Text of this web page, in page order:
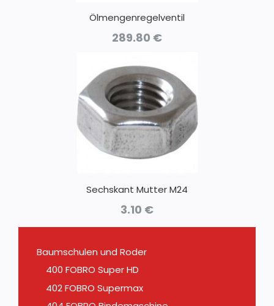
Ölmengenregelventil
289.80 €
Sechskant Mutter M24
3.10 €
Baumschulen und Roder
400 FOBRO Super HD
402 FOBRO Supermax